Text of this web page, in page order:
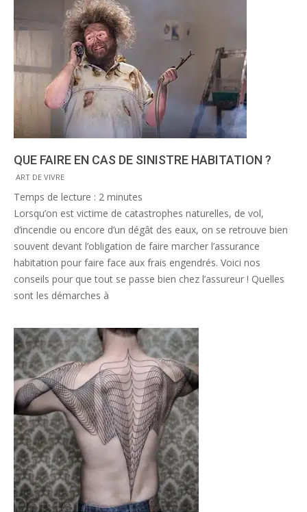
QUE FAIRE EN CAS DE SINISTRE HABITATION ?
2015-
01-
12
ART DE VIVRE
Temps de lecture : 2 minutes
Lorsqu’on est victime de catastrophes naturelles, de vol,
d’incendie ou encore d’un dégât des eaux, on se retrouve bien
souvent devant l’obligation de faire marcher l’assurance
habitation pour faire face aux frais engendrés. Voici nos
conseils pour que tout se passe bien chez l’assureur ! Quelles
sont les démarches à